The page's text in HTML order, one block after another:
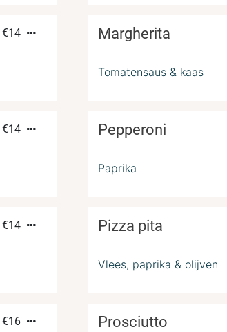
€14 Margherita
Tomatensaus & kaas
€14 Pepperoni
Paprika
€14 Pizza pita
Vlees, paprika & olijven
€16 Prosciutto